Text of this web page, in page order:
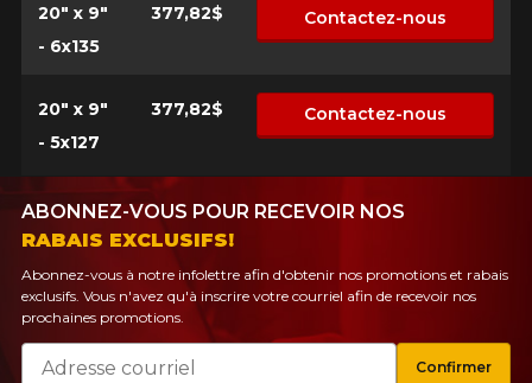
20" x 9"
- 6x135
377,82$ Contactez-nous
20" x 9"
- 5x127
377,82$ Contactez-nous
ABONNEZ-VOUS POUR RECEVOIR NOS
RABAIS EXCLUSIFS!
Abonnez-vous à notre infolettre afin d'obtenir nos promotions et rabais
exclusifs. Vous n'avez qu'à inscrire votre courriel afin de recevoir nos
prochaines promotions.
Courriel
Confirmer